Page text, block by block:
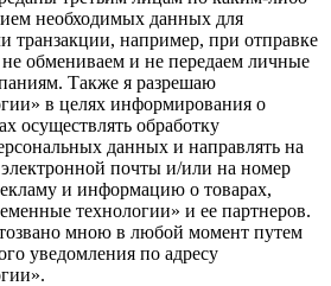
необходимых данных для
транзакции, например, при отправке
обмениваем и не передаем личные
Также я разрешаю
в целях информирования о
осуществлять обработку
данных и направлять на
почты и/или на номер
и информацию о товарах,
технологии» и ее партнеров.
мною в любой момент путем
уведомления по адресу